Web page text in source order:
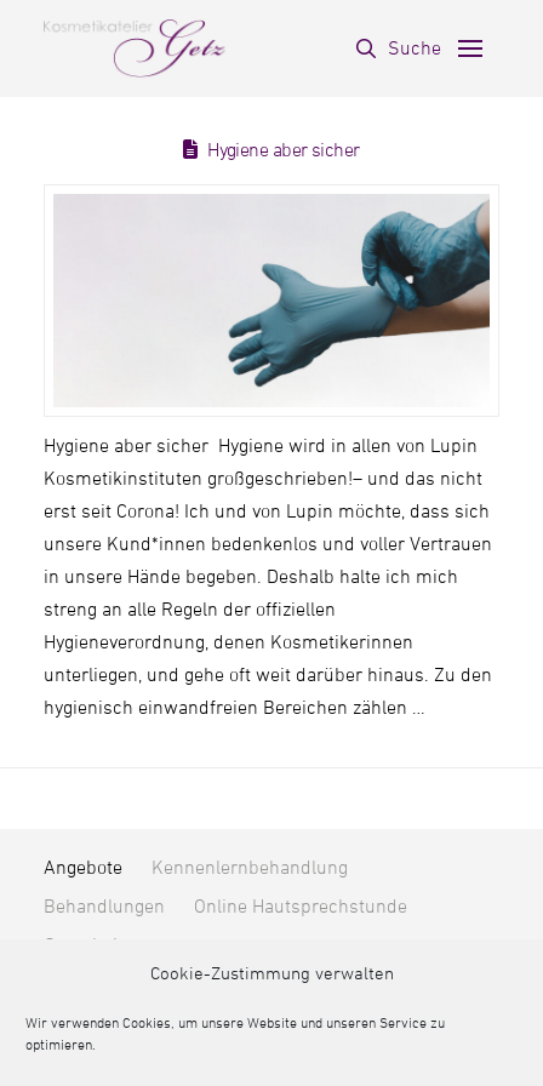
Cookie-Zustimmung verwalten
Wir verwenden Cookies, um unsere Website und unseren Service zu
optimieren.
Suche
Hygiene aber sicher
Hygiene aber sicher Hygiene wird in allen von Lupin
Kosmetikinstituten großgeschrieben!– und das nicht
erst seit Corona! Ich und von Lupin möchte, dass sich
unsere Kund*innen bedenkenlos und voller Vertrauen
in unsere Hände begeben. Deshalb halte ich mich
streng an alle Regeln der offiziellen
Hygieneverordnung, denen Kosmetikerinnen
unterliegen, und gehe oft weit darüber hinaus. Zu den
hygienisch einwandfreien Bereichen zählen …
Angebote
Kennenlernbehandlung
Behandlungen
Online Hautsprechstunde
Gutscheine
Unternehmen
Über mich
Blog & News
Kontakt
Online-Terminvereinbarung